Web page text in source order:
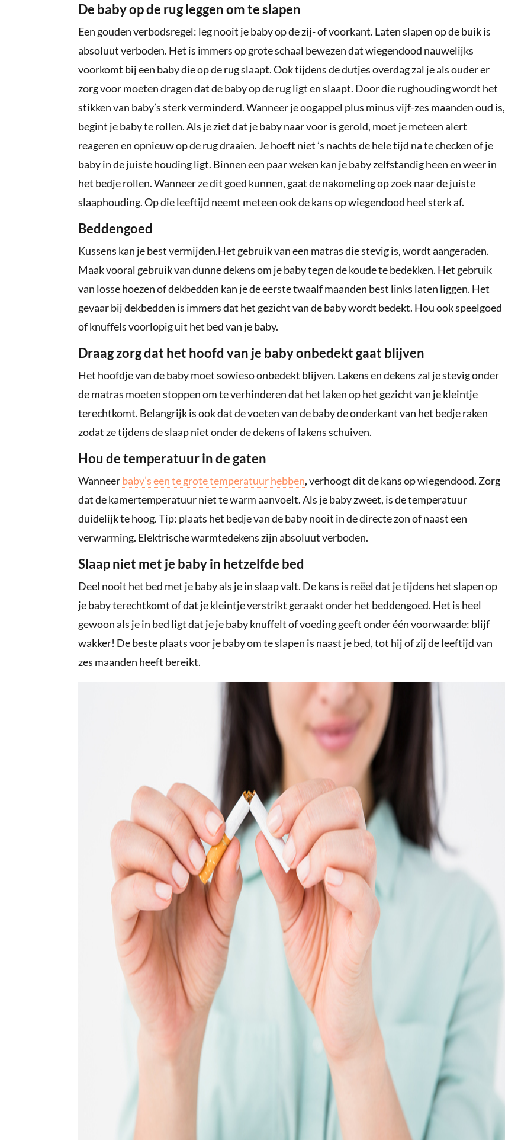
De baby op de rug leggen om te slapen
Een gouden verbodsregel: leg nooit je baby op de zij- of voorkant. Laten slapen op de buik is
absoluut verboden. Het is immers op grote schaal bewezen dat wiegendood nauwelijks
voorkomt bij een baby die op de rug slaapt. Ook tijdens de dutjes overdag zal je als ouder er
zorg voor moeten dragen dat de baby op de rug ligt en slaapt. Door die rughouding wordt het
stikken van baby’s sterk verminderd. Wanneer je oogappel plus minus vijf-zes maanden oud is,
begint je baby te rollen. Als je ziet dat je baby naar voor is gerold, moet je meteen alert
reageren en opnieuw op de rug draaien. Je hoeft niet ’s nachts de hele tijd na te checken of je
baby in de juiste houding ligt. Binnen een paar weken kan je baby zelfstandig heen en weer in
het bedje rollen. Wanneer ze dit goed kunnen, gaat de nakomeling op zoek naar de juiste
slaaphouding. Op die leeftijd neemt meteen ook de kans op wiegendood heel sterk af.
Beddengoed
Kussens kan je best vermijden.Het gebruik van een matras die stevig is, wordt aangeraden.
Maak vooral gebruik van dunne dekens om je baby tegen de koude te bedekken. Het gebruik
van losse hoezen of dekbedden kan je de eerste twaalf maanden best links laten liggen. Het
gevaar bij dekbedden is immers dat het gezicht van de baby wordt bedekt. Hou ook speelgoed
of knuffels voorlopig uit het bed van je baby.
Draag zorg dat het hoofd van je baby onbedekt gaat blijven
Het hoofdje van de baby moet sowieso onbedekt blijven. Lakens en dekens zal je stevig onder
de matras moeten stoppen om te verhinderen dat het laken op het gezicht van je kleintje
terechtkomt. Belangrijk is ook dat de voeten van de baby de onderkant van het bedje raken
zodat ze tijdens de slaap niet onder de dekens of lakens schuiven.
Hou de temperatuur in de gaten
Wanneerbaby’s een te grote temperatuur hebben, verhoogt dit de kans op wiegendood. Zorg
dat de kamertemperatuur niet te warm aanvoelt. Als je baby zweet, is de temperatuur
duidelijk te hoog. Tip: plaats het bedje van de baby nooit in de directe zon of naast een
verwarming. Elektrische warmtedekens zijn absoluut verboden.
Slaap niet met je baby in hetzelfde bed
Deel nooit het bed met je baby als je in slaap valt. De kans is reëel dat je tijdens het slapen op
je baby terechtkomt of dat je kleintje verstrikt geraakt onder het beddengoed. Het is heel
gewoon als je in bed ligt dat je je baby knuffelt of voeding geeft onder één voorwaarde: blijf
wakker! De beste plaats voor je baby om te slapen is naast je bed, tot hij of zij de leeftijd van
zes maanden heeft bereikt.